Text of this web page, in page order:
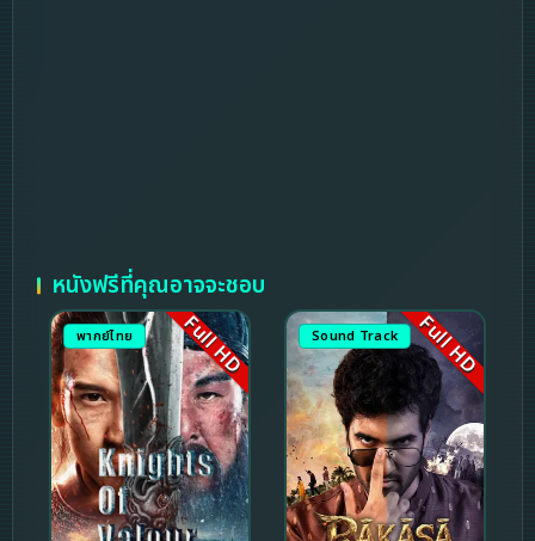
หนังฟรีที่คุณอาจจะชอบ
พากย์ไทย Full HD Sound Track Full HD